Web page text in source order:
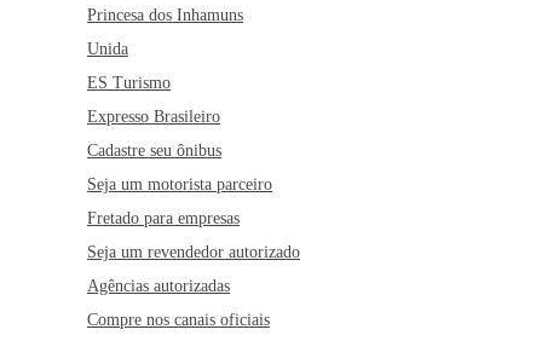
Princesa dos Inhamuns
Unida
ES Turismo
Expresso Brasileiro
Cadastre seu ônibus
Seja um motorista parceiro
Fretado para empresas
Seja um revendedor autorizado
Agências autorizadas
Compre nos canais oficiais